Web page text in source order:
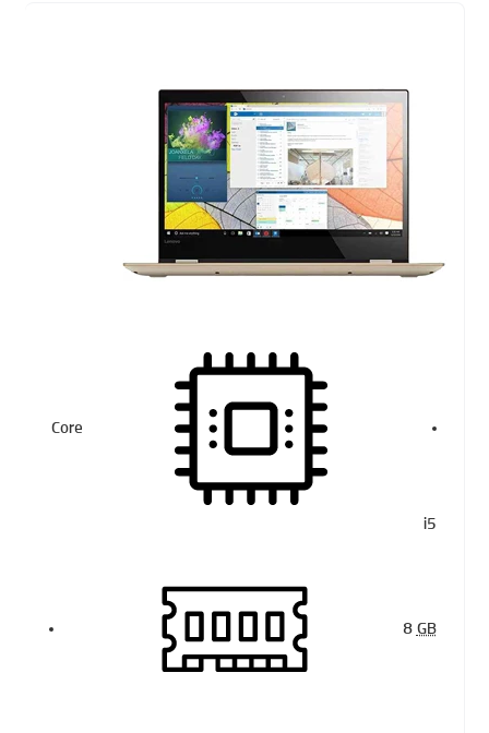
Core
i5
8GB